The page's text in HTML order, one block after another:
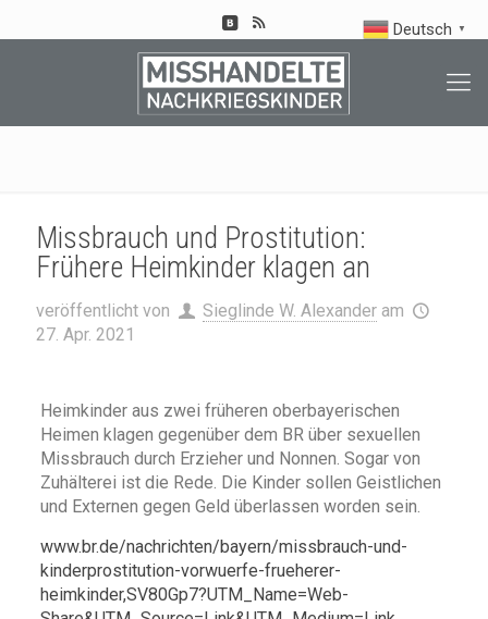
Missbrauch und Prostitution:
Frühere Heimkinder klagen an
veröffentlicht von Sieglinde W. Alexander am
27. Apr. 2021
Heimkinder aus zwei früheren oberbayerischen
Heimen klagen gegenüber dem BR über sexuellen
Missbrauch durch Erzieher und Nonnen. Sogar von
Zuhälterei ist die Rede. Die Kinder sollen Geistlichen
und Externen gegen Geld überlassen worden sein.
www.br.de/nachrichten/bayern/missbrauch-und-
kinderprostitution-vorwuerfe-frueherer-
heimkinder,SV80Gp7?UTM_Name=Web-
Deutsch ▼